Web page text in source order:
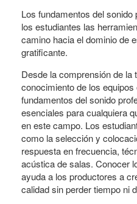
Los fundamentos del
los estudiantes las
camino hacia el dominio de
gratificante.
Desde la comprensión de la
conocimiento de los
fundamentos del sonido
esenciales para cualquiera
en este campo. Los
como la selección y
respuesta en frecuencia,
acústica de salas. Conocer
ayuda a los productores a
calidad sin perder tiempo ni